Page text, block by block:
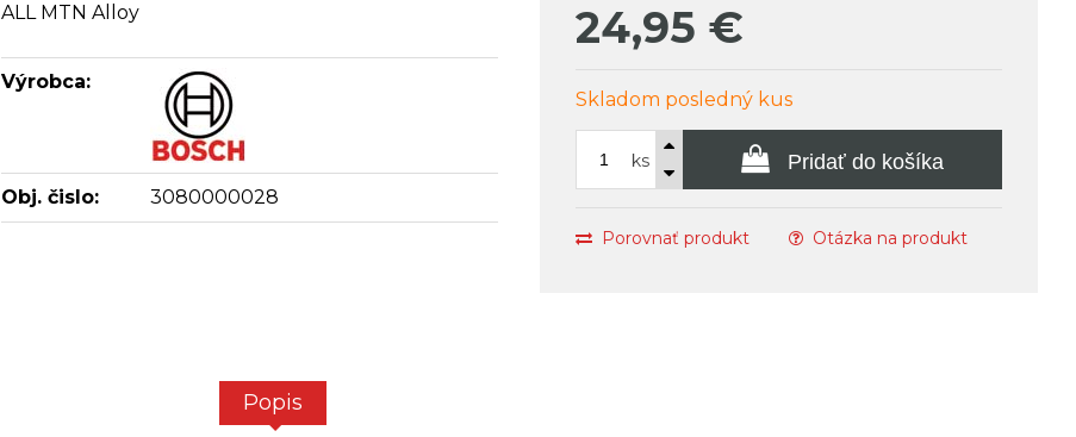
24,95 €
Skladom posledný kus
ks Pridať do košíka
Porovnať produkt Otázka na produkt
ALL MTN Alloy
Výrobca:
Obj. čislo: 3080000028
Popis